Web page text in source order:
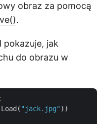
obraz za pomocą
.
pokazuje, jak
do obrazu w
"jack.jpg" ))